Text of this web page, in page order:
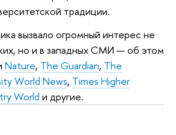
традиции.
вызвало огромный интерес не
но и в западных СМИ — об этом
Nature, The Guardian, The
World News, Times Higher
World и другие.